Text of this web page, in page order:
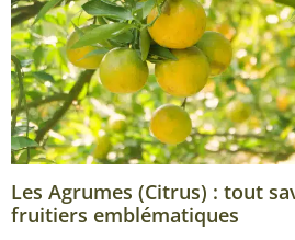
Les Agrumes (Citrus) : tout
fruitiers emblématiques